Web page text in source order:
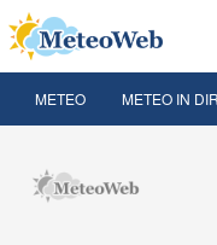
METEO METEO IN